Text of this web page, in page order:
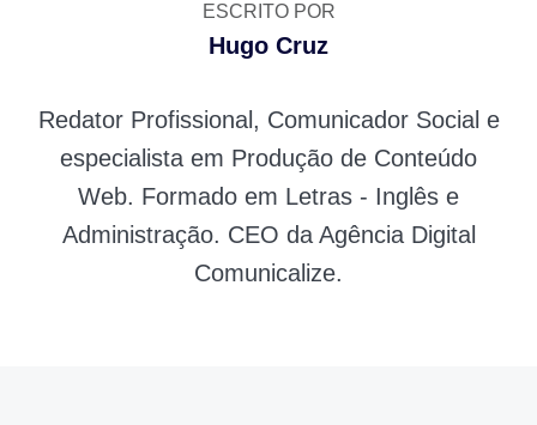
ESCRITO POR
Hugo Cruz
Redator Profissional, Comunicador Social e
especialista em Produção de Conteúdo
Web. Formado em Letras - Inglês e
Administração. CEO da Agência Digital
Comunicalize.